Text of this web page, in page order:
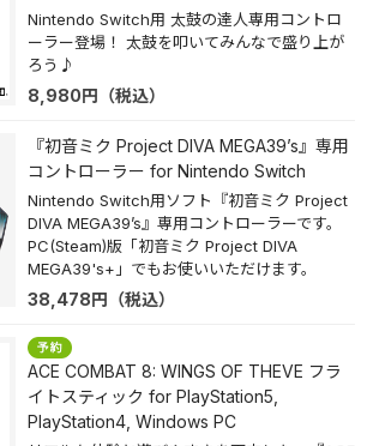
Nintendo Switch用 太鼓の達人専用コントロ
ーラー登場！ 太鼓を叩いてみんなで盛り上が
ろう♪
8,980円 （税込）
『初音ミク Project DIVA MEGA39’s』専用
コントローラー for Nintendo Switch
Nintendo Switch用ソフト『初音ミク Project
DIVA MEGA39’s』専用コントローラーです。
PC(Steam)版「初音ミク Project DIVA
MEGA39's+」でもお使いいただけます。
38,478円 （税込）
ACE COMBAT 8: WINGS OF THEVE フラ
イトスティック for PlayStation5,
PlayStation4, Windows PC